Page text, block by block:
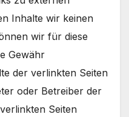
Inhalte wir keinen
wir für diese
Gewähr
der verlinkten Seiten
oder Betreiber der
Seiten